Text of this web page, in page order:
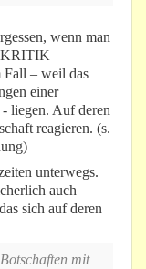
wenn man
KRITIK
Fall – weil das
einer
liegen. Auf deren
reagieren. (s.
unterwegs.
auch
sich auf deren
mit